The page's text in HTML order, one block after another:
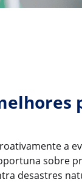
a
sobre
desastres